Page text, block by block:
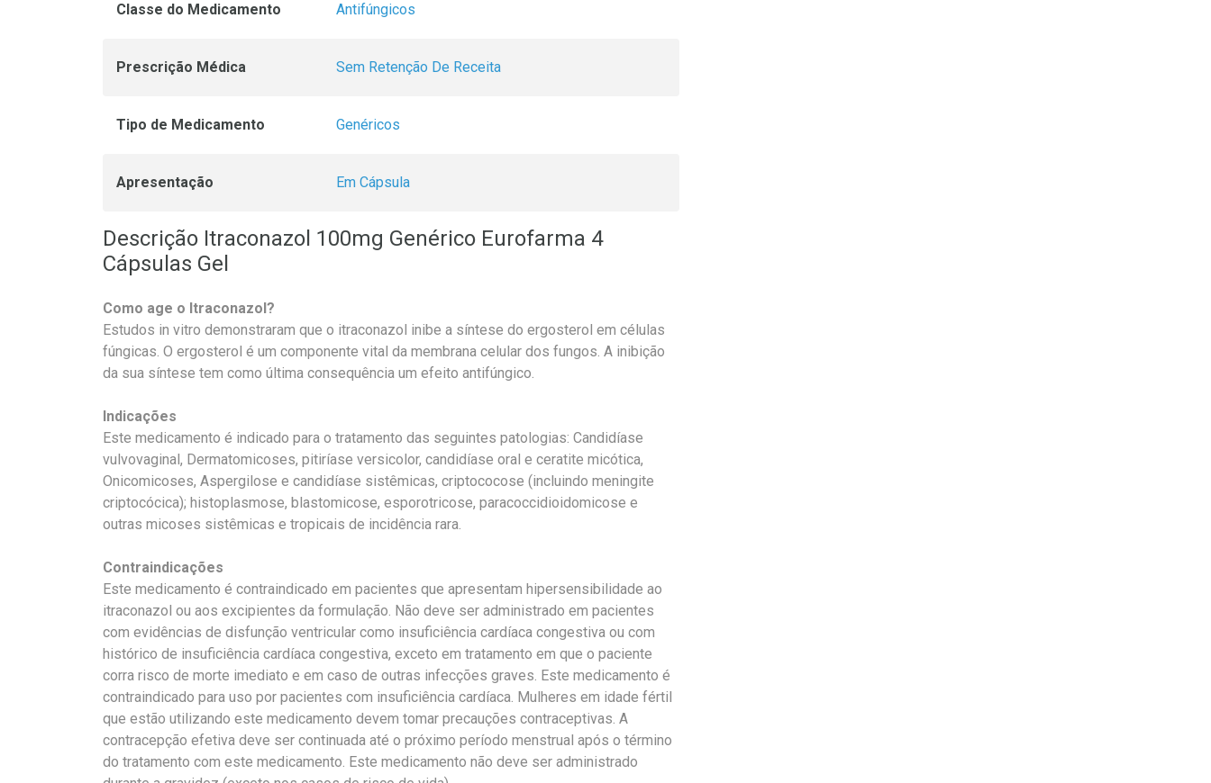
Classe do Medicamento Antifúngicos
Prescrição Médica Sem Retenção De Receita
Tipo de Medicamento Genéricos
Apresentação Em Cápsula
Descrição Itraconazol 100mg Genérico Eurofarma 4
Cápsulas Gel
Como age o Itraconazol?
Estudos in vitro demonstraram que o itraconazol inibe a síntese do ergosterol em células
fúngicas. O ergosterol é um componente vital da membrana celular dos fungos. A inibição
da sua síntese tem como última consequência um efeito antifúngico.
Indicações
Este medicamento é indicado para o tratamento das seguintes patologias: Candidíase
vulvovaginal, Dermatomicoses, pitiríase versicolor, candidíase oral e ceratite micótica,
Onicomicoses, Aspergilose e candidíase sistêmicas, criptococose (incluindo meningite
criptocócica); histoplasmose, blastomicose, esporotricose, paracoccidioidomicose e
outras micoses sistêmicas e tropicais de incidência rara.
Contraindicações
Este medicamento é contraindicado em pacientes que apresentam hipersensibilidade ao
itraconazol ou aos excipientes da formulação. Não deve ser administrado em pacientes
com evidências de disfunção ventricular como insuficiência cardíaca congestiva ou com
histórico de insuficiência cardíaca congestiva, exceto em tratamento em que o paciente
corra risco de morte imediato e em caso de outras infecções graves. Este medicamento é
contraindicado para uso por pacientes com insuficiência cardíaca. Mulheres em idade fértil
que estão utilizando este medicamento devem tomar precauções contraceptivas. A
contracepção efetiva deve ser continuada até o próximo período menstrual após o término
do tratamento com este medicamento. Este medicamento não deve ser administrado